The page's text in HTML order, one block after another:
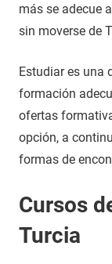
2020
más se adecue
sin moverse de
Estudiar es una
formación
ofertas
opción, a
formas de
Cursos
Turcia